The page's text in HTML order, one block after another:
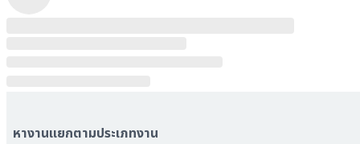
หางานแยกตามประเภทงาน